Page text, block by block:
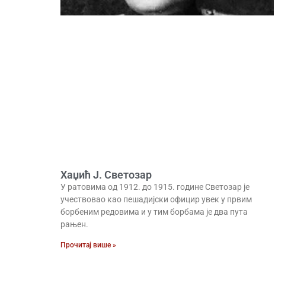
Хаџић Ј. Светозар
У ратовима од 1912. до 1915. године Светозар је
учествовао као пешадијски официр увек у првим
борбеним редовима и у тим борбама је два пута
рањен.
Прочитај више »